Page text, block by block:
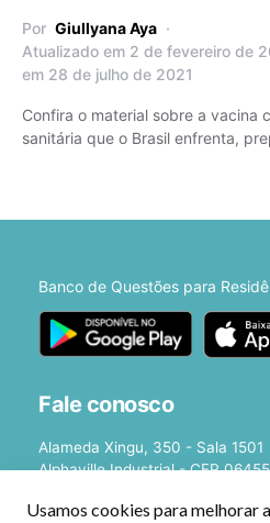
Por Giullyana Aya
Atualizado em 2 de fevereiro de
em 28 de julho de 2021
Confira o material sobre a vacina
sanitária que o Brasil enfrenta,
Banco de Questões para
Fale conosco
Alameda Xingu, 350 - Sala 1501
Alphaville Industrial - CEP